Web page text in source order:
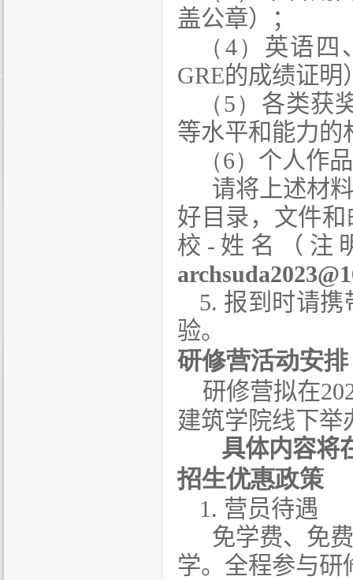
盖公章）；
（4） 英语四
GRE的成绩证明
（5） 各类获
等水平和能力的
（6） 个人作
请将上述材
好目录，文件
校 - 姓名（注
5. 报到时请携
验。
研修营活动安排
研修营拟在
建筑学院线下举
具体内容将
招生优惠政策
1. 营员待遇
免学费、免
学。全程参与